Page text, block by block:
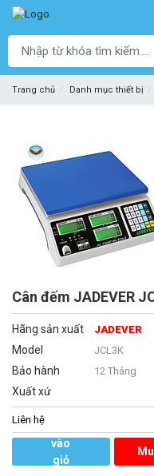
Trang chủ Danh mục thiết bị
Cân đếm JADEVER
Hãng sản xuất JADEVER
Model JCL3K
Bảo hành 12 Tháng
Xuất xứ
Liên hệ
vào
giỏ